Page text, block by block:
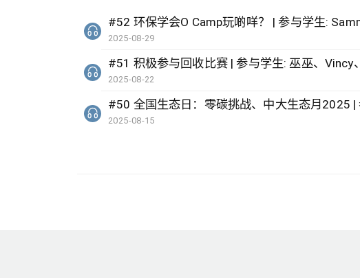
#52 环保学会O Camp玩啲咩？ | 参与学生:
2025-08-29
2025-08-22
#50 全国生态日：零碳挑战、中大生态月2025
2025-08-15